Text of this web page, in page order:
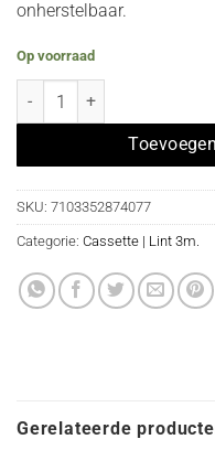
onherstelbaar.
Op voorraad
Losse cassette met 3 meter
SKU: 7103352874077
Categorie: Cassette | Lint 3m.
Gerelateerde